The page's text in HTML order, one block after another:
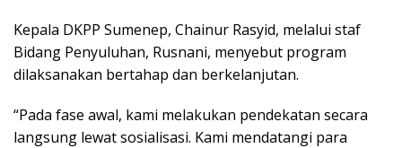
Kepala DKPP Sumenep, Chainur Rasyid, melalui staf
Bidang Penyuluhan, Rusnani, menyebut program
dilaksanakan bertahap dan berkelanjutan.
“Pada fase awal, kami melakukan pendekatan secara
langsung lewat sosialisasi. Kami mendatangi para